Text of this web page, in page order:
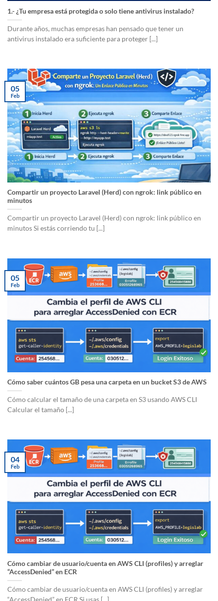
1.- ¿Tu empresa está protegida o solo tiene antivirus instalado?
Durante años, muchas empresas han pensado que tener un
antivirus instalado era suficiente para proteger [...]
Compartir un proyecto Laravel (Herd) con ngrok: link público en
minutos
Compartir un proyecto Laravel (Herd) con ngrok: link público en
minutos Si estás corriendo tu [...]
05
Feb
Cómo saber cuántos GB pesa una carpeta en un bucket S3 de AWS
Cómo calcular el tamaño de una carpeta en S3 usando AWS CLI
Calcular el tamaño [...]
05
Feb
Cómo cambiar de usuario/cuenta en AWS CLI (profiles) y arreglar
“AccessDenied” en ECR
Cómo cambiar de usuario/cuenta en AWS CLI (profiles) y arreglar
“AccessDenied” en ECR Si usas [...]
04
Feb